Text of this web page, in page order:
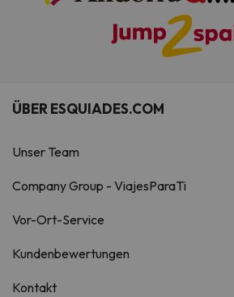
ÜBER ESQUIADES.COM
Unser Team
Company Group - ViajesParaTi
Vor-Ort-Service
Kundenbewertungen
Kontakt